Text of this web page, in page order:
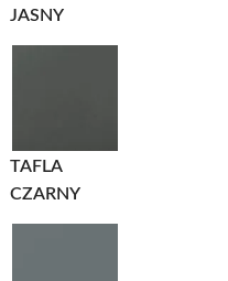
JASNY
TAFLA
CZARNY